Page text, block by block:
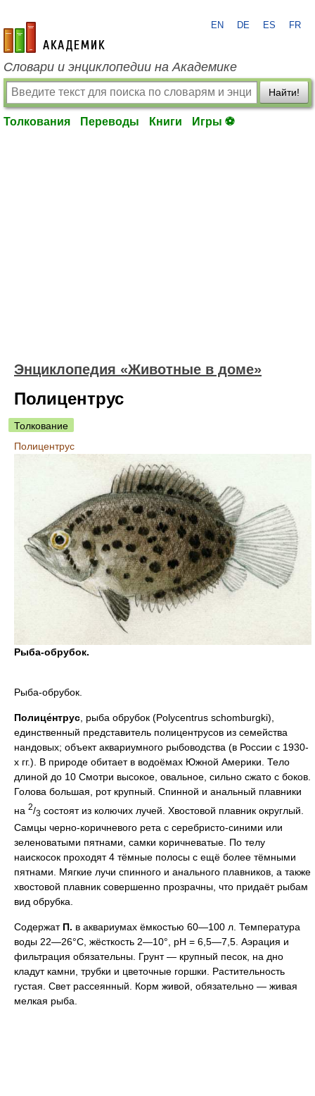
academic.ru
EN DE ES FR
Словари и энциклопедии на Академике
Найти!
Толкования Переводы Книги Игры ⚽
Энциклопедия «Животные в доме»
Полицентрус
Толкование
Полицентрус
Рыба-обрубок.
Рыба-обрубок.
Полице́нтрус , рыба обрубок (Polycentrus schomburgki),
единственный представитель полицентрусов из семейства
нандовых; объект аквариумного рыбоводства (в России с 1930-
х гг.). В природе обитает в водоёмах Южной Америки. Тело
длиной до 10 Смотри высокое, овальное, сильно сжато с боков.
Голова большая, рот крупный. Спинной и анальный плавники
на 2/3 состоят из колючих лучей. Хвостовой плавник округлый.
Самцы черно-коричневого рета с серебристо-синими или
зеленоватыми пятнами, самки коричневатые. По телу
наискосок проходят 4 тёмные полосы с ещё более тёмными
пятнами. Мягкие лучи спинного и анального плавников, а также
хвостовой плавник совершенно прозрачны, что придаёт рыбам
вид обрубка.
Содержат П. в аквариумах ёмкостью 60—100 л. Температура
воды 22—26°C, жёсткость 2—10°, pH = 6,5—7,5. Аэрация и
фильтрация обязательны. Грунт — крупный песок, на дно
кладут камни, трубки и цветочные горшки. Растительность
густая. Свет рассеянный. Корм живой, обязательно — живая
мелкая рыба.